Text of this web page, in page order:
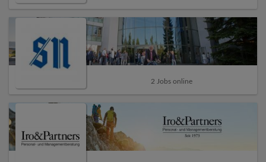
2 Jobs online